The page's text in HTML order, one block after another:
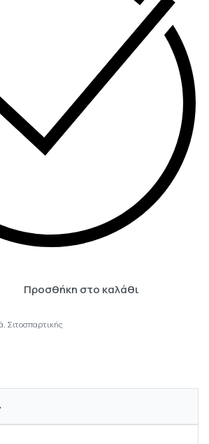
Προσθήκη στο καλάθι
Σιτοσπαρτικής